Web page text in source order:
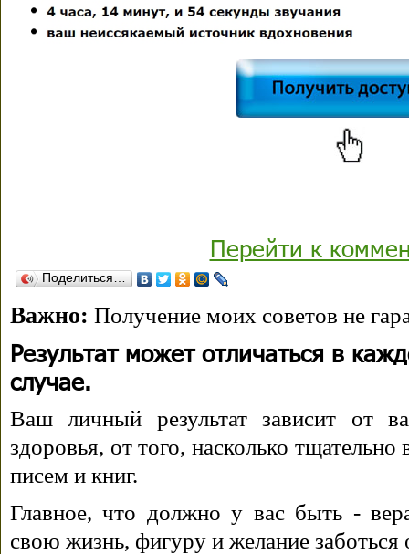
Перейти к
Поделиться…
Важно: Получение моих советов не
Результат может отличаться в
случае.
Ваш личный результат зависит от
здоровья, от того, насколько
писем и книг.
Главное, что должно у вас быть -
свою жизнь, фигуру и желание заботься